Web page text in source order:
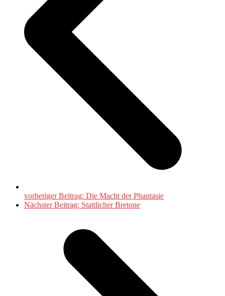
vorheriger Beitrag: Die Macht der Phantasie
Nächster Beitrag: Stattlicher Bretone